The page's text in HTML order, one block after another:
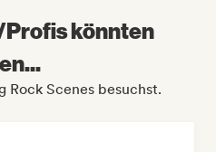
könnten
Rock Scenes besuchst.